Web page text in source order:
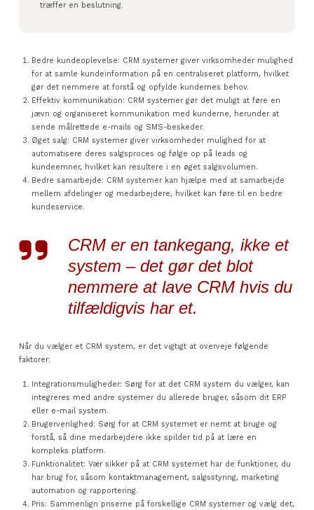
træffer en beslutning.
Bedre kundeoplevelse: CRM systemer giver virksomheder mulighed
for at samle kundeinformation på en centraliseret platform, hvilket
gør det nemmere at forstå og opfylde kundernes behov.
Effektiv kommunikation: CRM systemer gør det muligt at føre en
jævn og organiseret kommunikation med kunderne, herunder at
sende målrettede e-mails og SMS-beskeder.
Øget salg: CRM systemer giver virksomheder mulighed for at
automatisere deres salgsproces og følge op på leads og
kundeemner, hvilket kan resultere i en øget salgsvolumen.
Bedre samarbejde: CRM systemer kan hjælpe med at samarbejde
mellem afdelinger og medarbejdere, hvilket kan føre til en bedre
kundeservice.
CRM er en tankegang, ikke et
system – det gør det blot
nemmere at lave CRM hvis du
tilfældigvis har et.
Når du vælger et CRM system, er det vigtigt at overveje følgende
faktorer:
Integrationsmuligheder: Sørg for at det CRM system du vælger, kan
integreres med andre systemer du allerede bruger, såsom dit ERP
eller e-mail system.
Brugervenlighed: Sørg for at CRM systemet er nemt at bruge og
forstå, så dine medarbejdere ikke spilder tid på at lære en
kompleks platform.
Funktionalitet: Vær sikker på at CRM systemet har de funktioner, du
har brug for, såsom kontaktmanagement, salgsstyring, marketing
automation og rapportering.
Pris: Sammenlign priserne på forskellige CRM systemer og vælg det,